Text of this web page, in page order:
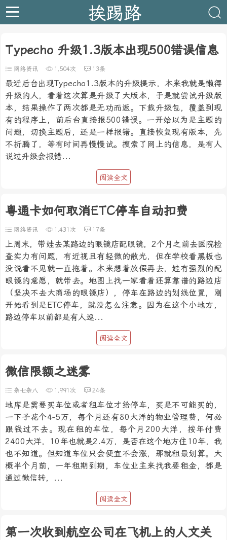
挨踢路
Typecho 升级1.3版本出现500错误信息
网络资讯 1,504次 13条
最近后台出现Typecho1.3版本的升级提示，本来我就是懒得
升级的人，看着这次算是升级了大版本，于是就尝试升级版
本，结果操作了两次都是无功而返。下载升级包，覆盖到现
有的程序上，前后台直接报500错误。一开始以为是主题的
问题，切换主题后，还是一样报错。直接恢复现有版本，先
不折腾了，等有时间再慢慢试。搜索了网上的信息，是有人
说过升级会报错...
阅读全文
粤通卡如何取消ETC停车自动扣费
网络资讯 1,431次 17条
上周末，带娃去某路边的眼镜店配眼镜，2个月之前去医院检
查实力有问题，有近视且有轻微的散光，但在学校看黑板也
没说看不见就一直拖着。本来想着放假再去，娃有强烈的配
眼镜的意愿，就带去。地图上找一家看着还算靠谱的路边店
（坚决不去大商场的眼镜店），停车在路边的划线位置，刚
开始看到是ETC停车，就没怎么注意。因为在这个小地方，
路边停车以前都是有人巡...
阅读全文
微信限额之迷雾
杂七杂八 1,991次 24条
地库是需要买车位或者租车位才给停车，买是不可能买的，
一下子花个4-5万，每个月还有80大洋的物业管理费，何必
跟钱过不去。现在租的车位，每个月200大洋，按年付费
2400大洋，10年也就是2.4万，是否在这个地方住10年，我
也不知道。但知道车位只会便宜不会涨，那就租最划算。大
概半个月前，一年租期到期，车位业主来找我要租金，都是
通过微信转，...
阅读全文
第一次收到航空公司在飞机上的人文关